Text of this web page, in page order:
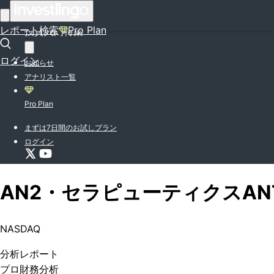
レポート検索 Pro Plan
ログイン
投資入門特集
お知らせ
アナリスト一覧
Pro Plan
まずは7日間のお試しプラン
ログイン
AN2・セラピューティクス
NASDAQ
分析レポート
プロ 財務分析